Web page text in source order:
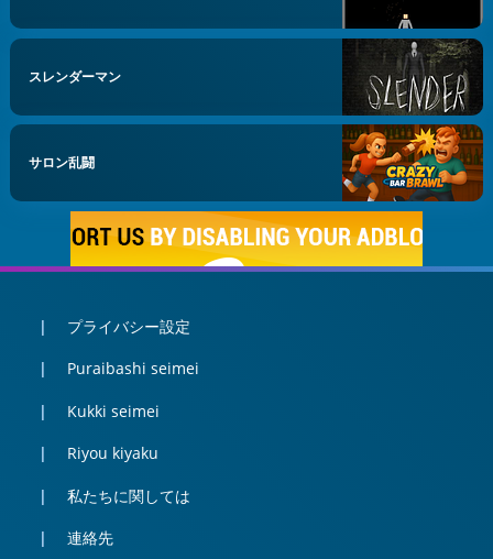
スレンダーマン
サロン乱闘
プライバシー設定
Puraibashi seimei
Kukki seimei
Riyou kiyaku
私たちに関しては
連絡先